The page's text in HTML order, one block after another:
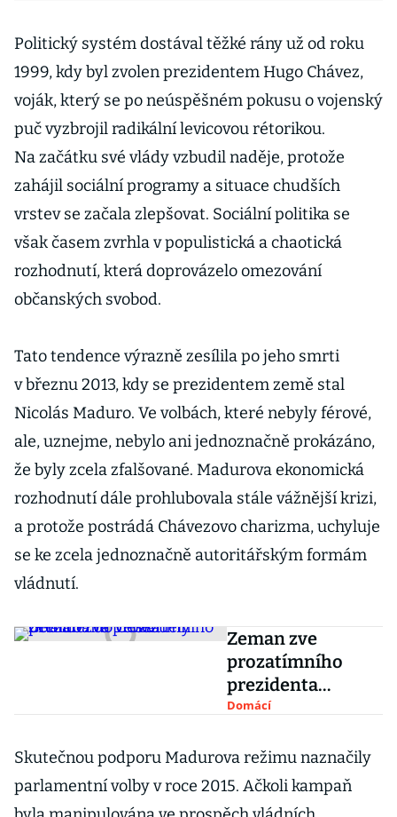
Politický systém dostával těžké rány už od roku
1999, kdy byl zvolen prezidentem Hugo Chávez,
voják, který se po neúspěšném pokusu o vojenský
puč vyzbrojil radikální levicovou rétorikou.
Na začátku své vlády vzbudil naděje, protože
zahájil sociální programy a situace chudších
vrstev se začala zlepšovat. Sociální politika se
však časem zvrhla v populistická a chaotická
rozhodnutí, která doprovázelo omezování
občanských svobod.
Tato tendence výrazně zesílila po jeho smrti
v březnu 2013, kdy se prezidentem země stal
Nicolás Maduro. Ve volbách, které nebyly férové,
ale, uznejme, nebylo ani jednoznačně prokázáno,
že byly zcela zfalšované. Madurova ekonomická
rozhodnutí dále prohlubovala stále vážnější krizi,
a protože postrádá Chávezovo charizma, uchyluje
se ke zcela jednoznačně autoritářským formám
vládnutí.
Zeman zve
prozatímního
prezidenta
Venezuely
Domácí
Skutečnou podporu Madurova režimu naznačily
parlamentní volby v roce 2015. Ačkoli kampaň